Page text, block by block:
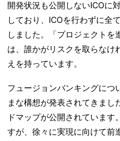
開発状況も公開しないICOに
しており、ICOを行わずに全
しました。「プロジェクトを
は、誰かがリスクを取らなけ
えを持っています。
フュージョンバンキングにつ
まな構想が発表されてきまし
ドマップが公開されています
すが、徐々に実現に向けて前